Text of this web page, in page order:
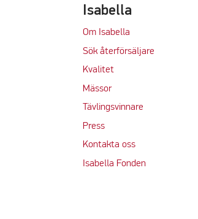
Isabella
Om Isabella
Sök återförsäljare
Kvalitet
Mässor
Tävlingsvinnare
Press
Kontakta oss
Isabella Fonden